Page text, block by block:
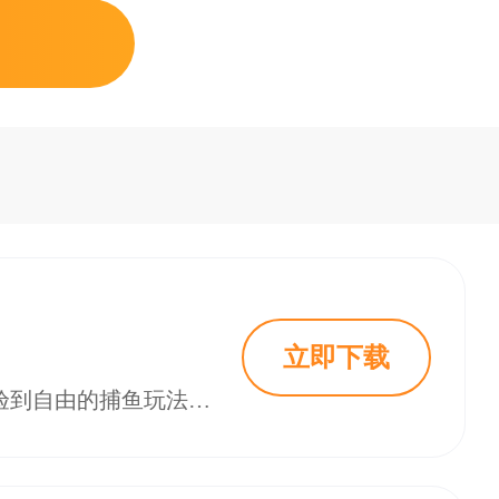
小玛丽捕鱼ios版本这是一款充满乐趣与挑战的休闲捕鱼游戏。在这里，你将体验到自由的捕鱼玩法，感受炫酷的特效带来的视觉盛宴，同时邀请好友一同加入，共享捕鱼的快乐。快来18183下载吧~
立即下载